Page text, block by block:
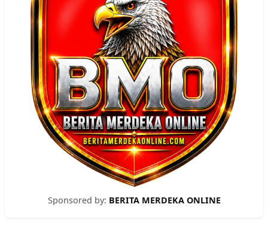
Sponsored by: BERITA MERDEKA ONLINE